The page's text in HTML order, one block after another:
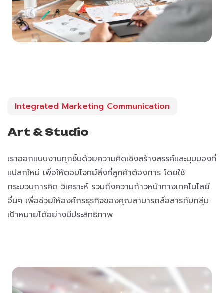
Integrated Marketing Communication
Art & Studio
เราออกแบบงานทุกชิ้นด้วยความคิดเชิงสร้างสรรค์และมุมมองที่
แปลกใหม่ เพื่อให้ตอบโจทย์สิ่งที่ลูกค้าต้องการ โดยใช้
กระบวนการคิด วิเคราะห์ รวมถึงความก้าวหน้าทางเทคโนโลยี
อื่นๆ เพื่อช่วยให้องค์กรธุรกิจของคุณสามารถสื่อสารกับกลุ่ม
เป้าหมายได้อย่างมีประสิทธิภาพ